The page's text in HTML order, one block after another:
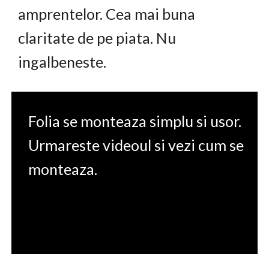
amprentelor. Cea mai buna
claritate de pe piata. Nu
ingalbeneste.
Folia se monteaza simplu si usor.
Urmareste videoul si vezi cum se
monteaza.